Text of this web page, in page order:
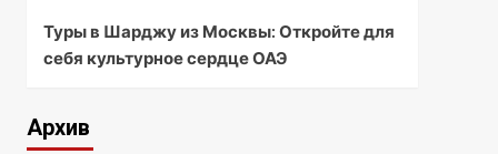
Туры в Шарджу из Москвы: Откройте для
себя культурное сердце ОАЭ
Архив